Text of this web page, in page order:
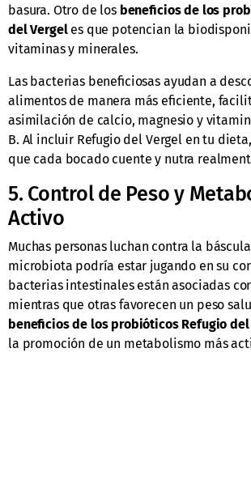
basura. Otro de los beneficios de los
del Vergeles que potencian la
vitaminas y minerales.
Las bacterias beneficiosas ayudan a
alimentos de manera más eficiente,
asimilación de calcio, magnesio y
B. Al incluir Refugio del Vergel en tu
que cada bocado cuente y nutra
5. Control de Peso y
Activo
Muchas personas luchan contra la
microbiota podría estar jugando en su
bacterias intestinales están asociadas
mientras que otras favorecen un peso
beneficios de los probióticos Refugio del
la promoción de un metabolismo más